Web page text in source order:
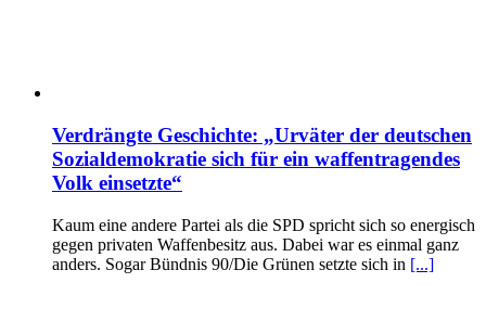
Verdrängte Geschichte: „Urväter der deutschen
Sozialdemokratie sich für ein waffentragendes
Volk einsetzte“
Kaum eine andere Partei als die SPD spricht sich so energisch
gegen privaten Waffenbesitz aus. Dabei war es einmal ganz
anders. Sogar Bündnis 90/Die Grünen setzte sich in [...]